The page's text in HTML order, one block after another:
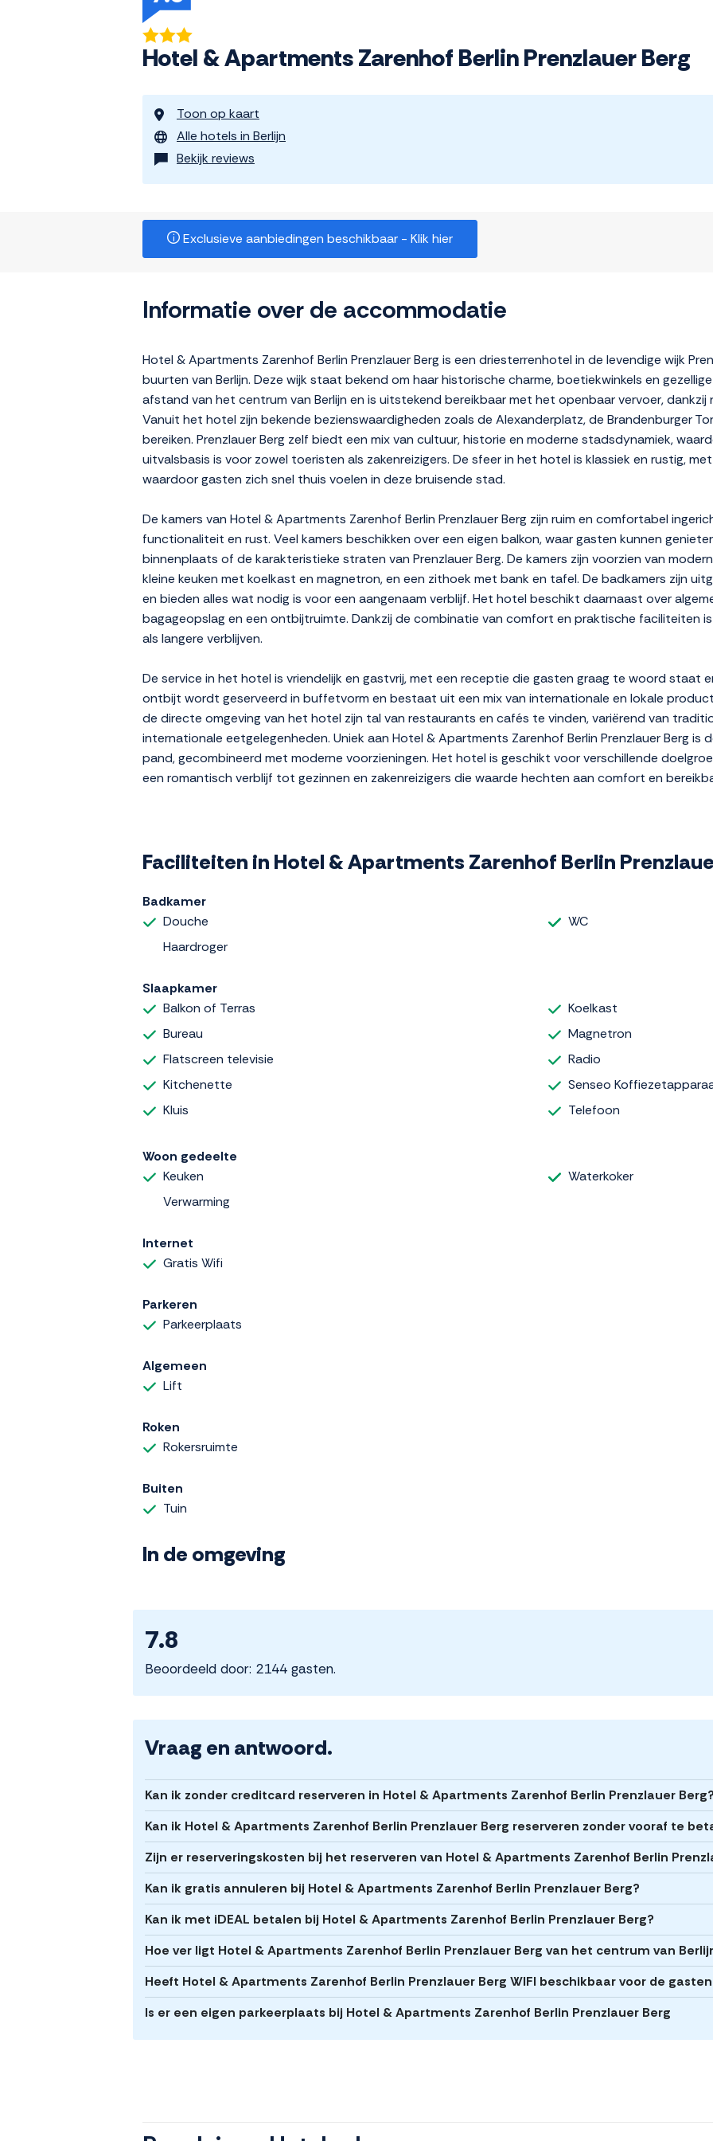
Hotel & Apartments Zarenhof Berlin Prenzlauer Berg
Toon op kaart
Alle hotels in Berlijn
Bekijk reviews
Exclusieve aanbiedingen beschikbaar - Klik hier
Informatie over de accommodatie
Hotel & Apartments Zarenhof Berlin Prenzlauer Berg is een driesterrenhotel in de levendige wijk
buurten van Berlijn. Deze wijk staat bekend om haar historische charme, boetiekwinkels en
afstand van het centrum van Berlijn en is uitstekend bereikbaar met het openbaar vervoer,
Vanuit het hotel zijn bekende bezienswaardigheden zoals de Alexanderplatz, de Brandenburger
bereiken. Prenzlauer Berg zelf biedt een mix van cultuur, historie en moderne stadsdynamiek,
uitvalsbasis is voor zowel toeristen als zakenreizigers. De sfeer in het hotel is klassiek en rustig,
waardoor gasten zich snel thuis voelen in deze bruisende stad.
De kamers van Hotel & Apartments Zarenhof Berlin Prenzlauer Berg zijn ruim en comfortabel
functionaliteit en rust. Veel kamers beschikken over een eigen balkon, waar gasten kunnen
binnenplaats of de karakteristieke straten van Prenzlauer Berg. De kamers zijn voorzien van
kleine keuken met koelkast en magnetron, en een zithoek met bank en tafel. De badkamers zijn
en bieden alles wat nodig is voor een aangenaam verblijf. Het hotel beschikt daarnaast over
bagageopslag en een ontbijtruimte. Dankzij de combinatie van comfort en praktische faciliteiten
als langere verblijven.
De service in het hotel is vriendelijk en gastvrij, met een receptie die gasten graag te woord staat
ontbijt wordt geserveerd in buffetvorm en bestaat uit een mix van internationale en lokale
de directe omgeving van het hotel zijn tal van restaurants en cafés te vinden, variërend van
internationale eetgelegenheden. Uniek aan Hotel & Apartments Zarenhof Berlin Prenzlauer Berg is
pand, gecombineerd met moderne voorzieningen. Het hotel is geschikt voor verschillende
een romantisch verblijf tot gezinnen en zakenreizigers die waarde hechten aan comfort en
Faciliteiten in Hotel & Apartments Zarenhof Berlin
Badkamer
Douche
Haardroger
WC
Slaapkamer
Balkon of Terras
Bureau
Flatscreen televisie
Kitchenette
Kluis
Koelkast
Magnetron
Radio
Senseo
Telefoon
Woon gedeelte
Keuken
Verwarming
Waterkoker
Internet
Gratis Wifi
Parkeren
Parkeerplaats
Algemeen
Lift
Roken
Rokersruimte
Buiten
Tuin
In de omgeving
7.8
Beoordeeld door: 2144 gasten.
Vraag en antwoord.
Kan ik zonder creditcard reserveren in Hotel & Apartments Zarenhof Berlin Prenzlauer
Kan ik Hotel & Apartments Zarenhof Berlin Prenzlauer Berg reserveren zonder vooraf te
Zijn er reserveringskosten bij het reserveren van Hotel & Apartments Zarenhof Berlin
Kan ik gratis annuleren bij Hotel & Apartments Zarenhof Berlin Prenzlauer Berg?
Kan ik met iDEAL betalen bij Hotel & Apartments Zarenhof Berlin Prenzlauer Berg?
Hoe ver ligt Hotel & Apartments Zarenhof Berlin Prenzlauer Berg van het centrum van
Heeft Hotel & Apartments Zarenhof Berlin Prenzlauer Berg WIFI beschikbaar voor de
Is er een eigen parkeerplaats bij Hotel & Apartments Zarenhof Berlin Prenzlauer Berg